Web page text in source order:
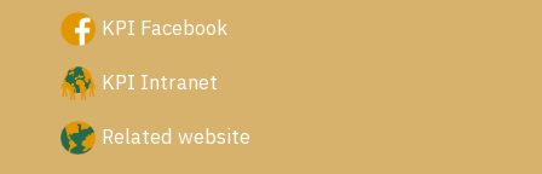
KPI Facebook
KPI Intranet
Related website